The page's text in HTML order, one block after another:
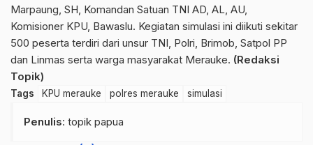
Marpaung, SH, Komandan Satuan TNI AD, AL, AU,
Komisioner KPU, Bawaslu. Kegiatan simulasi ini diikuti sekitar
500 peserta terdiri dari unsur TNI, Polri, Brimob, Satpol PP
dan Linmas serta warga masyarakat Merauke. (Redaksi
Topik)
Tags KPU merauke polres merauke simulasi
Penulis: topik papua